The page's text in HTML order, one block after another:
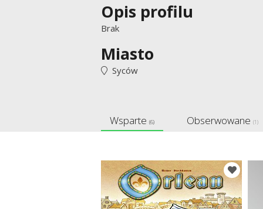
Opis profilu
Brak
Miasto
Syców
Wsparte (6) Obserwowane (1)